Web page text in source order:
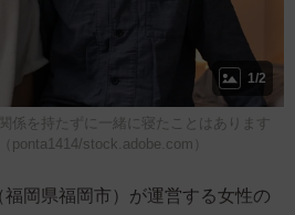
1/2
係を持たずに一緒に寝たことはあります
stock.adobe.com）
岡県福岡市）が運営する女性の